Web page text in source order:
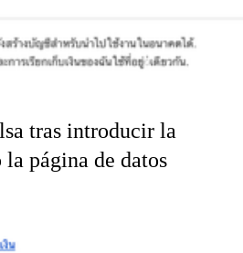
tras introducir la
página de datos